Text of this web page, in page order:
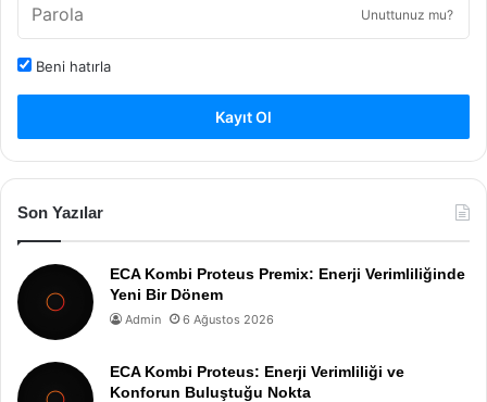
Unuttunuz mu?
Beni hatırla
Kayıt Ol
Son Yazılar
ECA Kombi Proteus Premix: Enerji Verimliliğinde
Yeni Bir Dönem
Admin 6 Ağustos 2026
ECA Kombi Proteus: Enerji Verimliliği ve
Konforun Buluştuğu Nokta